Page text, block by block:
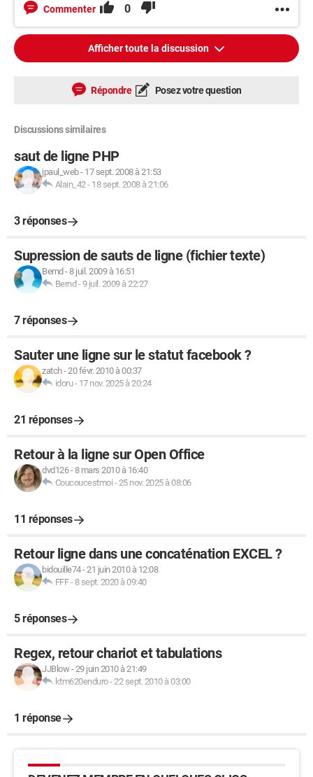
Commenter 0
Afficher toute la discussion
Répondre Posez votre question
Discussions similaires
saut de ligne PHP
jpaul_web- 17 sept. 2008 à 21:53
Alain_42- 18 sept. 2008 à 21:06
3 réponses
Supression de sauts de ligne (fichier texte)
Bernd -8 juil. 2009 à 16:51
Bernd -9 juil. 2009 à 22:27
7 réponses
Sauter une ligne sur le statut facebook ?
zatch-20 févr. 2010 à 00:37
idoru- 17 nov. 2025 à 20:24
21 réponses
Retour à la ligne sur Open Office
dvd126-8 mars 2010 à 16:40
Coucoucestmoi -25 nov. 2025 à 08:06
11 réponses
Retour ligne dans une concaténation EXCEL ?
bidouille74-21 juin 2010 à 12:08
FFF- 8 sept. 2020 à 09:40
5 réponses
Regex, retour chariot et tabulations
JJBlow-29 juin 2010 à 21:49
ktm620enduro-22 sept. 2010 à 03:00
1 réponse